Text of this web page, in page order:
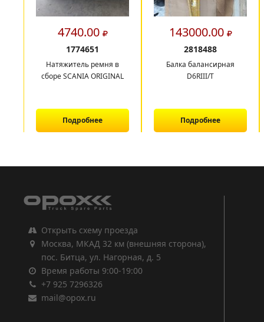
4740.00
1774651
Натяжитель ремня в
сборе SCANIA ORIGINAL
Подробнее
143000.00
2818488
Балка балансирная
D6RIII/T
Подробнее
Открыть схему проезда
Москва, МКАД 32 км (внешняя сторона),
пос. Битца, ул. Нагорная, д. 5
Время работы 9:00-19:00
+7 925 7296326
mail@opox.ru